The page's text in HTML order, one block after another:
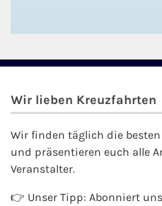
Wir lieben Kreuzfahrten
Wir finden täglich die besten
und präsentieren euch alle
Veranstalter.
👉 Unser Tipp: Abonniert